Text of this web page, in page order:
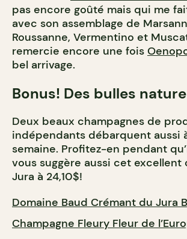
pas encore goûté mais qui me
avec son assemblage de
Roussanne, Vermentino et
remercie encore une fois
bel arrivage.
Bonus! Des bulles nature
Deux beaux champagnes de
indépendants débarquent aussi
semaine. Profitez-en pendant
vous suggère aussi cet excellent
Jura à 24,10$!
Domaine Baud Crémant du Jura
Champagne Fleury Fleur de